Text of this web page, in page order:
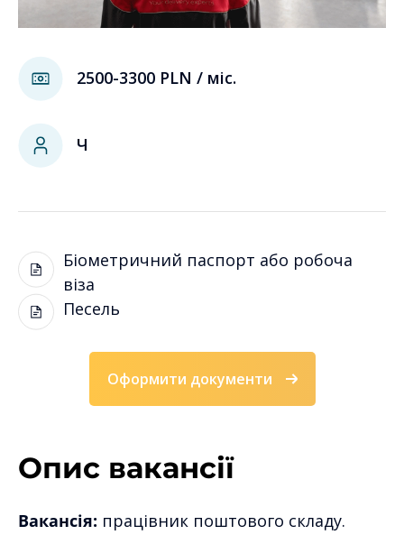
2500-3300 PLN / міс.
Ч
Біометричний паспорт або робоча
віза
Песель
Оформити документи
Опис вакансії
Вакансія: працівник поштового складу.